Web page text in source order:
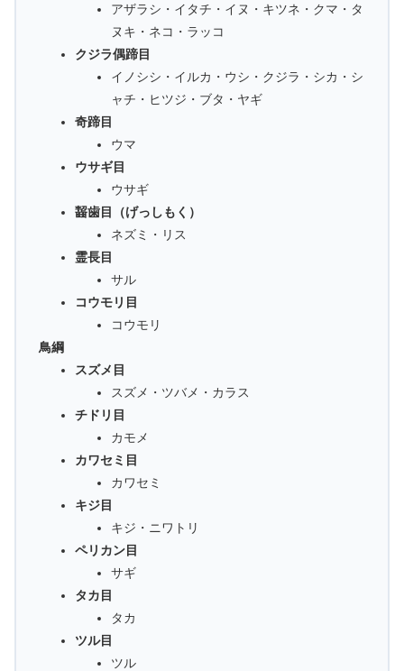
アザラシ・イタチ・イヌ・キツネ・クマ・タ
ヌキ・ネコ・ラッコ
クジラ偶蹄目
イノシシ・イルカ・ウシ・クジラ・シカ・シ
ャチ・ヒツジ・ブタ・ヤギ
奇蹄目
ウマ
ウサギ目
ウサギ
齧歯目（げっしもく）
ネズミ・リス
霊長目
サル
コウモリ目
コウモリ
鳥綱
スズメ目
スズメ・ツバメ・カラス
チドリ目
カモメ
カワセミ目
カワセミ
キジ目
キジ・ニワトリ
ペリカン目
サギ
タカ目
タカ
ツル目
ツル